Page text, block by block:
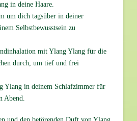
in deine Haare.
um dich tagsüber in deiner
Selbstbewusstsein zu
mit Ylang Ylang für die
durch, um tief und frei
Ylang in deinem Schlafzimmer für
Abend.